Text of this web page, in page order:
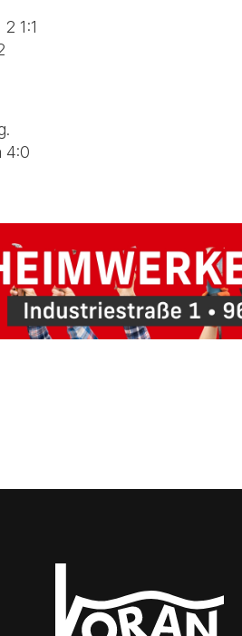
1:1
4:0